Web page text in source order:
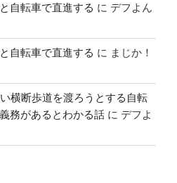
自転車で直進する に デフよん
自転車で直進する に まじか！
横断歩道を渡ろうとする自転
務があるとわかる話 に デフよ